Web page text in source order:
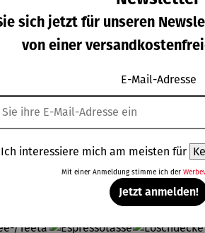
inkl.
Set |
luftdicht –
Monochrome
Regulärer
Ab14,90 €
Topseller aus der
sich jetzt für unseren
von einer
E-Mail-Adresse
Ich interessiere mich am meisten für
Mit einer Anmeldung stimme ich der
Jetzt anmelden!